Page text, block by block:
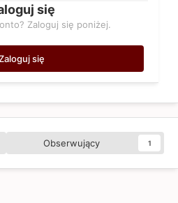
się
Zaloguj się poniżej.
się
Obserwujący 1